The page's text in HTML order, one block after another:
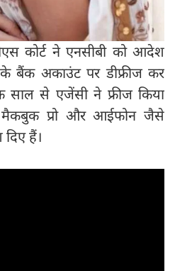
कोर्ट ने एनसीबी को आदेश
के बैंक अकाउंट पर डीफ्रीज कर
साल से एजेंसी ने फ्रीज किया
प्रो और आईफोन जैसे
हैं।